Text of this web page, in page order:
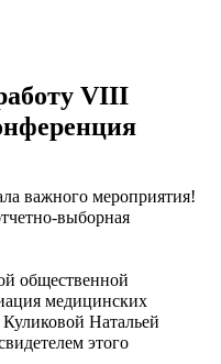
VIII
важного мероприятия!
выборная
общественной
медицинских
Куликовой Натальей
этого